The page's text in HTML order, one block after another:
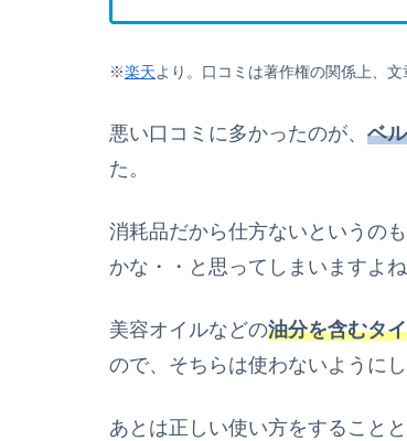
※楽天より。口コミは著作権の関係上、
悪い口コミ に多かったのが、 ベ
た 。
消耗品だから仕方ないというの
かな・・と思ってしまいますよね
美容オイルなどの油分を含むタ
ので、 そちらは使わないよう に
あとは正しい使い方をすることと